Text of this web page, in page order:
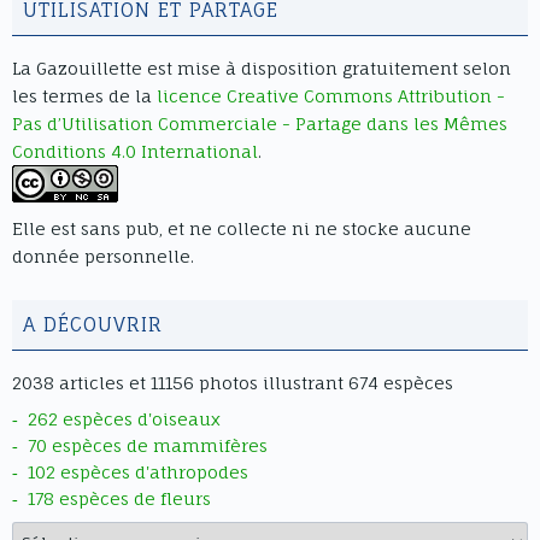
contenant les textes du menu
document.querySelectorAll(".df-ui
span").forEach(span => { if
(span.innerText.includes("Goto First
Page")) span.innerText = "Aller au
début"; if
(span.innerText.includes("Goto Last
Page")) span.innerText = "Aller à la
fin"; if (span.innerText.includes("Turn
on/off Sound")) span.innerText = "Son
(span.innerText.includes("Single Page
Mode")) span.innerText = "Mode
simple page"; if
Page Mode")) span.innerText = "Mode
double page"; });
document.querySelectorAll(".df-
sidemenu-title div").forEach(el => {
UTILISATION ET PARTAGE
La Gazouillette est mise à disposition gratuitement selon
les termes de la licence Creative Commons Attribution -
Pas d’Utilisation Commerciale - Partage dans les Mêmes
Conditions 4.0 International.
Elle est sans pub, et ne collecte ni ne stocke aucune
donnée personnelle.
A DÉCOUVRIR
2038 articles et 11156 photos illustrant 674 espèces
262 espèces d'oiseaux
70 espèces de mammifères
102 espèces d'athropodes
178 espèces de fleurs
Archives